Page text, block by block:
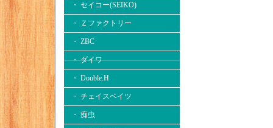
・ セイコー(SEIKO)
・ Ｚファクトリー
・ ZBC
・ ダイワ
・ Double.H
・ チェイスベイツ
・ 痴虫